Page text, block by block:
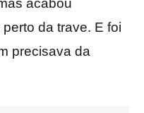
acabou
da trave. E foi
precisava da